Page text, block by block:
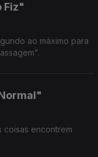
Fiz"
ao máximo para
coisas encontrem